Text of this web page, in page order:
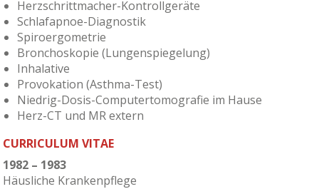
Herzschrittmacher-Kontrollgeräte
Schlafapnoe-Diagnostik
Spiroergometrie
Bronchoskopie (Lungenspiegelung)
Inhalative
Provokation (Asthma-Test)
Niedrig-Dosis-Computertomografie im Hause
Herz-CT und MR extern
CURRICULUM VITAE
1982 – 1983
Häusliche Krankenpflege